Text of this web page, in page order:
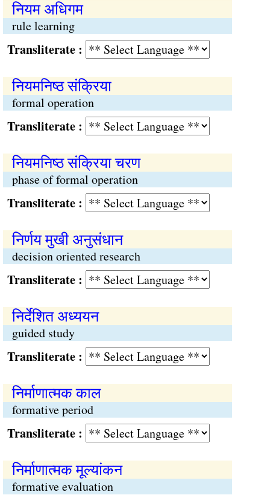
नियम अधिगम
rule learning
:
नियमनिष्ठ संक्रिया
formal operation
:
नियमनिष्ठ संक्रिया चरण
phase of formal operation
:
निर्णय मुखी अनुसंधान
decision oriented research
:
निर्देशित अध्ययन
guided study
:
निर्माणात्मक काल
formative period
:
निर्माणात्मक मूल्यांकन
formative evaluation